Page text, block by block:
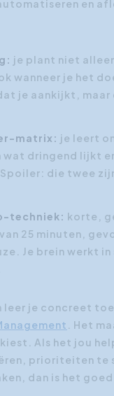
en
je plant niet
wanneer je het
je aankijkt, maar
matrix: je leert
wat dringend lijkt
die twee
techniek: korte,
25 minuten,
Je brein werkt
leer je concreet
. Het
Als het jou
prioriteiten te
dan is het goed.